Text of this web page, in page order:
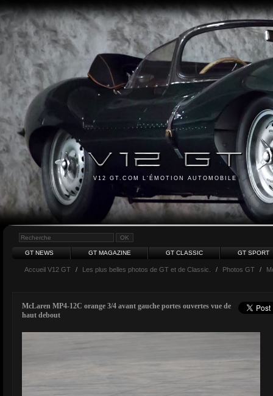
V12 GT.COM L'ÉMOTION AUTOMOBILE
GT NEWS GT MAGAZINE GT CLASSIC GT SPORT
Accueil V12 GT / Les plus belles photos de GT et de Classic. / Photos GT /
McLaren MP4-12C orange 3/4 avant gauche portes ouvertes vue de
haut debout